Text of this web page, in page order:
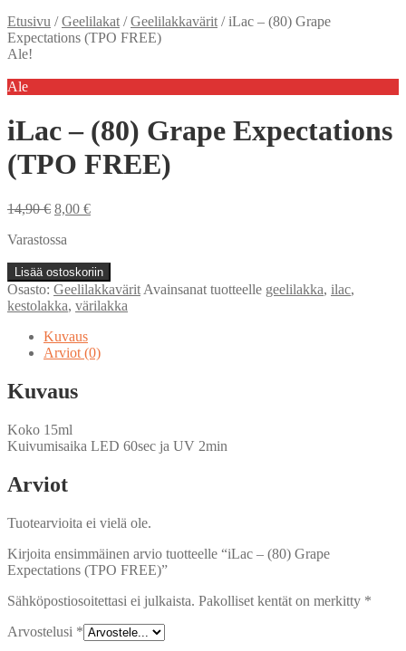
Etusivu /Geelilakat /Geelilakkavärit /iLac – (80) Grape
Expectations (TPO FREE)
Ale!
Ale
iLac – (80) Grape Expectations
(TPO FREE)
14,90€ Alkuperäinen
oli:
8,00 €Nykyinen
Varastossa
iLac
-
(80)
Expectations
(TPO
määrä
Lisää ostoskoriin
Osasto: Geelilakkavärit Avainsanat tuotteelle geelilakka, ilac,
kestolakka, värilakka
Kuvaus
Arviot (0)
Kuvaus
Koko 15ml
Kuivumisaika LED 60sec ja UV 2min
Arviot
Tuotearvioita ei vielä ole.
Kirjoita ensimmäinen arvio tuotteelle “iLac – (80) Grape
Expectations (TPO FREE)”
Sähköpostiosoitettasi ei julkaista. Pakolliset kentät on merkitty *
Arvostelusi *